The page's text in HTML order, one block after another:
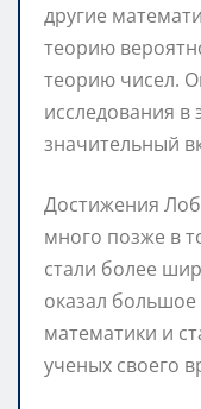
другие
теорию
теорию чисел.
исследования в
значительный
Достижения
много позже в
стали более
оказал
математики и
ученых своего